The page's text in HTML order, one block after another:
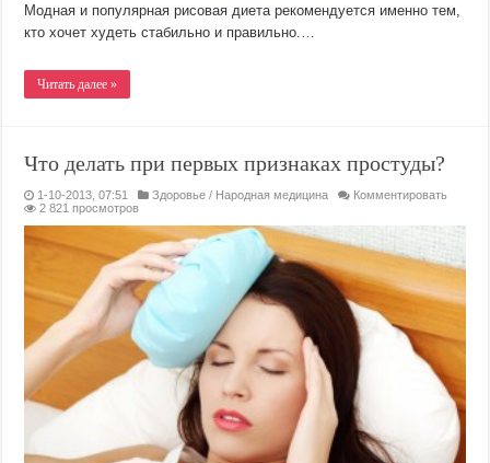
Модная и популярная рисовая диета рекомендуется именно тем,
кто хочет худеть стабильно и правильно.…
Читать далее »
Что делать при первых признаках простуды?
1-10-2013, 07:51 Здоровье / Народная медицина
Комментировать
2 821 просмотров